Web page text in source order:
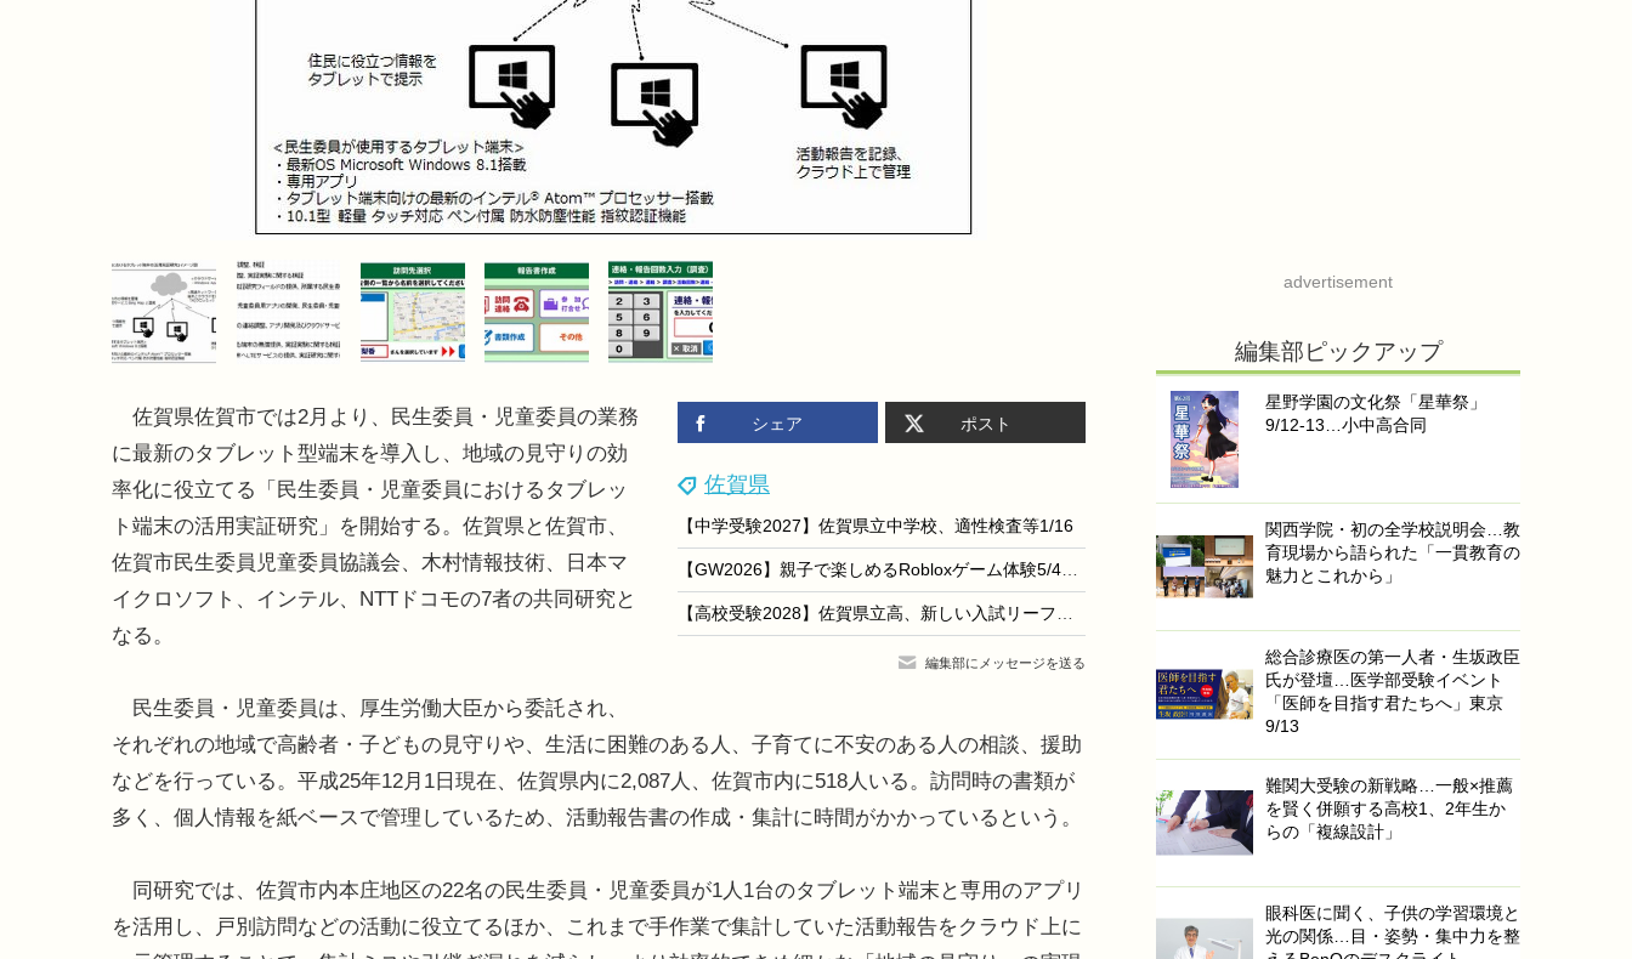
シェア ポスト
佐賀県
【中学受験2027】佐賀県立中学校、適性検査等1/16
【GW2026】親子で楽しめるRobloxゲーム体験5/4佐賀…中高生が制作＆ブース運営
【高校受験2028】佐賀県立高、新しい入試リーフレット公開
編集部にメッセージを送る
佐賀県佐賀市では2月より、民生委員・児童委員の業務
に最新のタブレット型端末を導入し、地域の見守りの効
率化に役立てる「民生委員・児童委員におけるタブレッ
ト端末の活用実証研究」を開始する。佐賀県と佐賀市、
佐賀市民生委員児童委員協議会、木村情報技術、日本マ
イクロソフト、インテル、NTTドコモの7者の共同研究と
なる。
民生委員・児童委員は、厚生労働大臣から委託され、
それぞれの地域で高齢者・子どもの見守りや、生活に困難のある人、子育てに不安のある人の相談、援助
などを行っている。平成25年12月1日現在、佐賀県内に2,087人、佐賀市内に518人いる。訪問時の書類が
多く、個人情報を紙ベースで管理しているため、活動報告書の作成・集計に時間がかかっているという。
同研究では、佐賀市内本庄地区の22名の民生委員・児童委員が1人1台のタブレット端末と専用のアプリ
を活用し、戸別訪問などの活動に役立てるほか、これまで手作業で集計していた活動報告をクラウド上に
advertisement
編集部ピックアップ
星野学園の文化祭「星華祭」
9/12-13…小中高合同
関西学院・初の全学校説明会…教
育現場から語られた「一貫教育の
魅力とこれから」
総合診療医の第一人者・生坂政臣
氏が登壇…医学部受験イベント
「医師を目指す君たちへ」東京
9/13
難関大受験の新戦略…一般×推薦
を賢く併願する高校1、2年生か
らの「複線設計」
眼科医に聞く、子供の学習環境と
光の関係…目・姿勢・集中力を整